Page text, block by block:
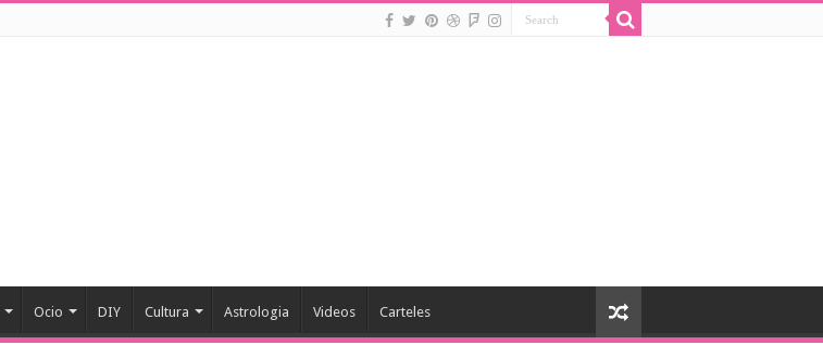
Ocio DIY Cultura Astrologia Videos Carteles